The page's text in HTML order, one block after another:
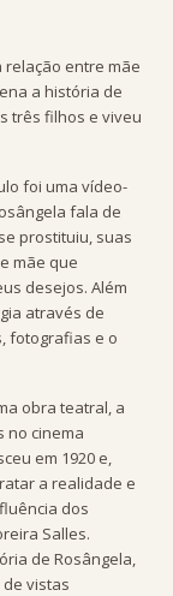
entre mãe
a história de
três filhos e viveu
foi uma vídeo-
fala de
prostituiu, suas
mãe que
desejos. Além
através de
fotografias e o
obra teatral, a
no cinema
em 1920 e,
a realidade e
dos
Salles.
de Rosângela,
vistas